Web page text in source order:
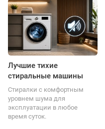
Лучшие тихие
стиральные машины
Стиралки с комфортным
уровнем шума для
эксплуатации в любое
время суток.